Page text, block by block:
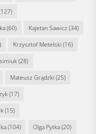
(60) Kajetan Sawicz (34)
Krzysztof Metelski (16)
(28)
Mateusz Grądzki (25)
(17)
(15)
(104) Olga Pytka(20)